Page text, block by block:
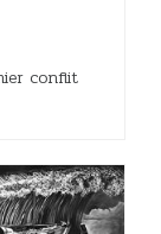
conflit